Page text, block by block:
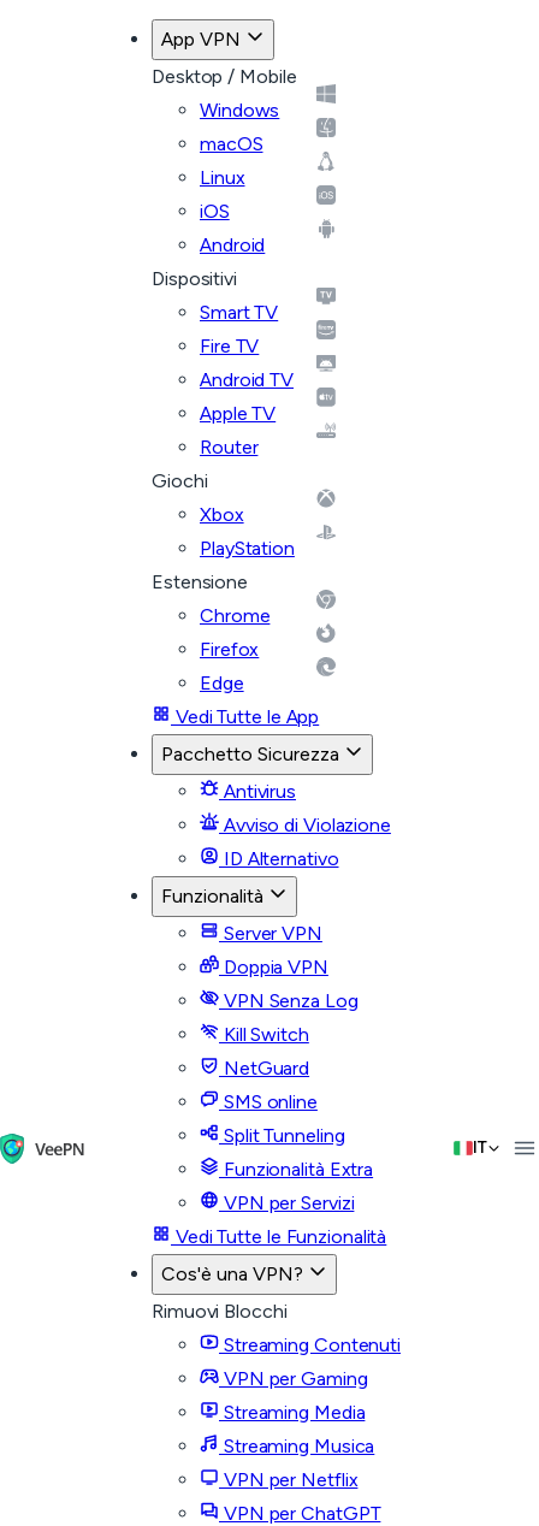
App VPN
Desktop / Mobile
Windows
macOS
Linux
iOS
Android
Dispositivi
Smart TV
Fire TV
Android TV
Apple TV
Router
Giochi
Xbox
PlayStation
Estensione
Chrome
Firefox
Edge
Vedi Tutte le App
Pacchetto Sicurezza
Antivirus
Avviso di Violazione
ID Alternativo
Funzionalità
Server VPN
Doppia VPN
VPN Senza Log
Kill Switch
NetGuard
SMS online
Split Tunneling
Funzionalità Extra
VPN per Servizi
Vedi Tutte le Funzionalità
Cos'è una VPN?
Rimuovi Blocchi
Streaming Contenuti
VPN per Gaming
Streaming Media
Streaming Musica
VPN per Netflix
VPN per ChatGPT
IT